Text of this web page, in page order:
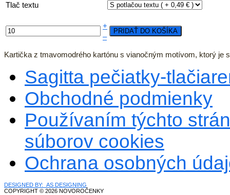
Tlač textu
+
–
Kartička z tmavomodrého kartónu s vianočným motívom, ktorý
Sagitta pečiatky-
Obchodné podmienky
Používaním týchto
súborov cookies
Ochrana osobných
DESIGNED BY: AS DESIGNING
COPYRIGHT © 2026 NOVOROČENKY